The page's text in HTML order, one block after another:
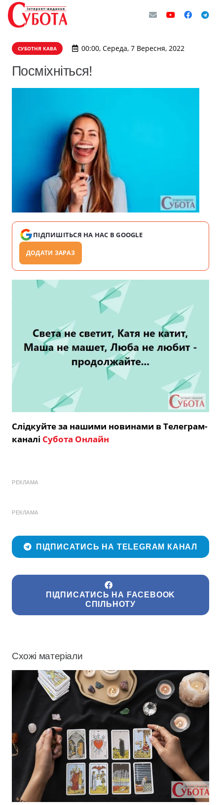
СУБОТНЯ КАВА 00:00, Середа, 7 Вересня, 2022
Посміхніться!
ПІДПИШІТЬСЯ НА НАС В GOOGLE
ДОДАТИ ЗАРАЗ
Слідкуйте за нашими новинами в Телеграм-
каналі Субота Онлайн
РЕКЛАМА
РЕКЛАМА
ПІДПИСАТИСЬ НА TELEGRAM КАНАЛ
ПІДПИСАТИСЬ НА FACEBOOK
СПІЛЬНОТУ
Схожі матеріали